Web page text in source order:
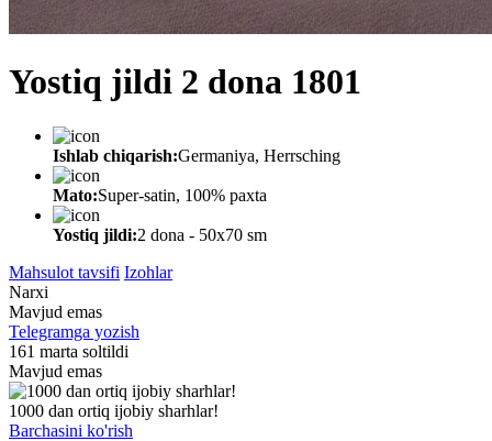
Yostiq jildi 2 dona 1801
Ishlab chiqarish:Germaniya, Herrsching
Mato:Super-satin, 100% paxta
Yostiq jildi:2 dona - 50x70 sm
Mahsulot tavsifi Izohlar
Narxi
Mavjud emas
Telegramga yozish
161 marta soltildi
Mavjud emas
1000 dan ortiq ijobiy sharhlar!
Barchasini ko'rish